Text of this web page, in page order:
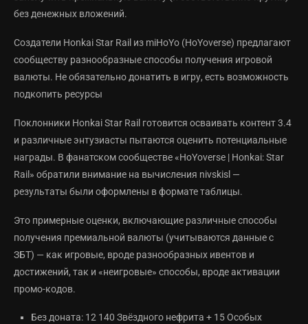
без денежных вложений.
Создатели Honkai Star Rail из miHoYo (HoYoverse) предлагают
сообществу разнообразные способы получения игровой
валюты. Не обязательно донатить в игру, есть возможность
подкопить ресурсы
Поклонники Honkai Star Rail готовится осваивать контент 3.4
и различные энтузиасты пытаются оценить потенциальные
награды. В фанатском сообществе «HoYoverse | Honkai: Star
Rail» обратили внимание на вычисления nivskisl —
результаты были оформлены в формате таблицы.
Это примерные оценки, включающие различные способы
получения премиальной валюты (учитываются данные с
ЗБТ) — как игровые, вроде разнообразных ивентов и
достижений, так и «неигровые» способы, вроде активации
промо-кодов.
Без доната: 12 140 Звёздного нефрита + 15 Особых